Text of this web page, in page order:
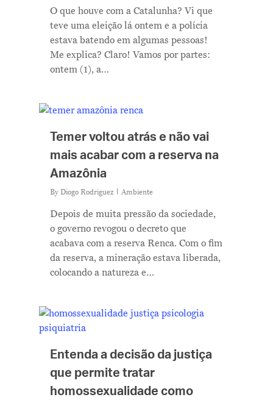
O que houve com a Catalunha? Vi que
teve uma eleição lá ontem e a polícia
estava batendo em algumas pessoas!
Me explica? Claro! Vamos por partes:
ontem (1), a…
Temer voltou atrás e não vai
mais acabar com a reserva na
Amazônia
By Diogo Rodriguez Ambiente
Depois de muita pressão da sociedade,
o governo revogou o decreto que
acabava com a reserva Renca. Com o fim
da reserva, a mineração estava liberada,
colocando a natureza e…
Entenda a decisão da justiça
que permite tratar
homossexualidade como